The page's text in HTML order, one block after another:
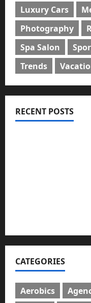
Luxury Cars
Photography
Spa Salon
Trends
RECENT POSTS
CATEGORIES
Aerobics